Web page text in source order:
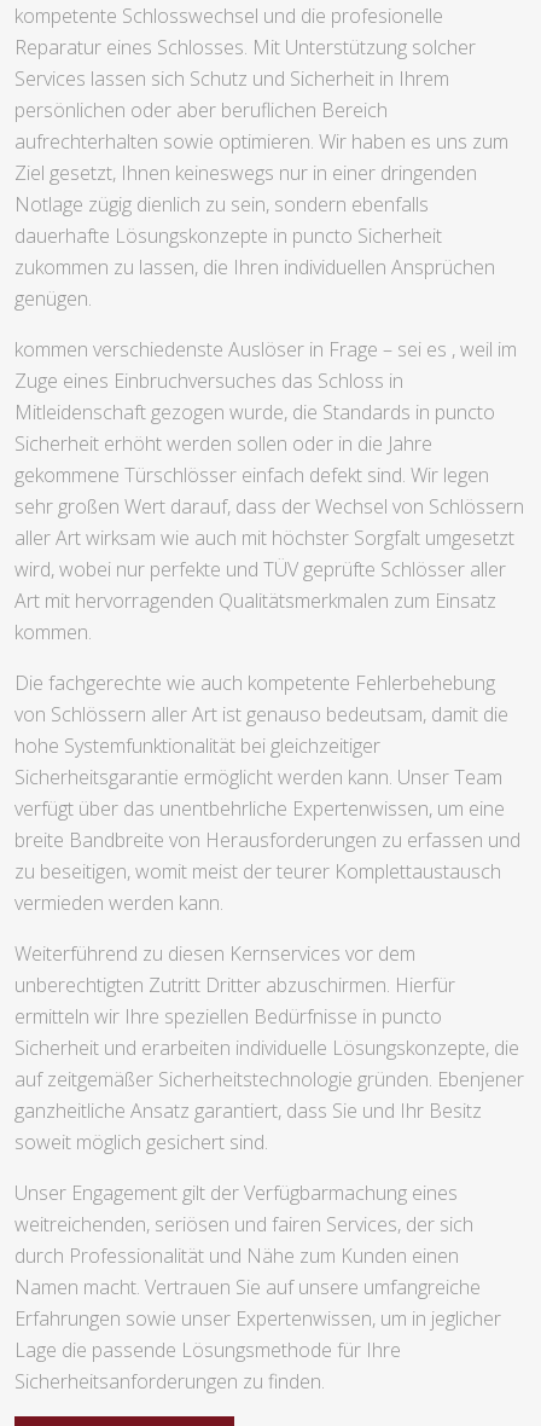
kompetente Schlosswechsel und die profesionelle
Reparatur eines Schlosses. Mit Unterstützung solcher
Services lassen sich Schutz und Sicherheit in Ihrem
persönlichen oder aber beruflichen Bereich
aufrechterhalten sowie optimieren. Wir haben es uns zum
Ziel gesetzt, Ihnen keineswegs nur in einer dringenden
Notlage zügig dienlich zu sein, sondern ebenfalls
dauerhafte Lösungskonzepte in puncto Sicherheit
zukommen zu lassen, die Ihren individuellen Ansprüchen
genügen.
kommen verschiedenste Auslöser in Frage – sei es , weil im
Zuge eines Einbruchversuches das Schloss in
Mitleidenschaft gezogen wurde, die Standards in puncto
Sicherheit erhöht werden sollen oder in die Jahre
gekommene Türschlösser einfach defekt sind. Wir legen
sehr großen Wert darauf, dass der Wechsel von Schlössern
aller Art wirksam wie auch mit höchster Sorgfalt umgesetzt
wird, wobei nur perfekte und TÜV geprüfte Schlösser aller
Art mit hervorragenden Qualitätsmerkmalen zum Einsatz
kommen.
Die fachgerechte wie auch kompetente Fehlerbehebung
von Schlössern aller Art ist genauso bedeutsam, damit die
hohe Systemfunktionalität bei gleichzeitiger
Sicherheitsgarantie ermöglicht werden kann. Unser Team
verfügt über das unentbehrliche Expertenwissen, um eine
breite Bandbreite von Herausforderungen zu erfassen und
zu beseitigen, womit meist der teurer Komplettaustausch
vermieden werden kann.
Weiterführend zu diesen Kernservices vor dem
unberechtigten Zutritt Dritter abzuschirmen. Hierfür
ermitteln wir Ihre speziellen Bedürfnisse in puncto
Sicherheit und erarbeiten individuelle Lösungskonzepte, die
auf zeitgemäßer Sicherheitstechnologie gründen. Ebenjener
ganzheitliche Ansatz garantiert, dass Sie und Ihr Besitz
soweit möglich gesichert sind.
Unser Engagement gilt der Verfügbarmachung eines
weitreichenden, seriösen und fairen Services, der sich
durch Professionalität und Nähe zum Kunden einen
Namen macht. Vertrauen Sie auf unsere umfangreiche
Erfahrungen sowie unser Expertenwissen, um in jeglicher
Lage die passende Lösungsmethode für Ihre
Sicherheitsanforderungen zu finden.